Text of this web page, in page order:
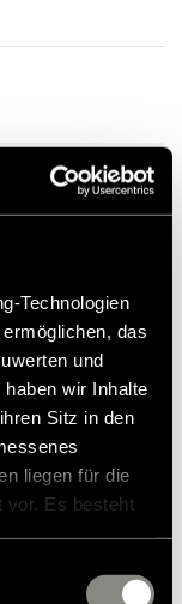
Technologien
das
und
wir Inhalte
Sitz in den
liegen für die
vor. Es besteht
Daten für
fra fabrikken,
din